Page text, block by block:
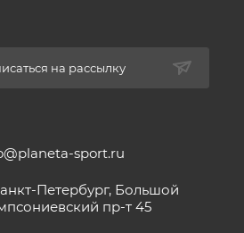
на рассылку
sport.ru
Петербург, Большой
пр-т 45